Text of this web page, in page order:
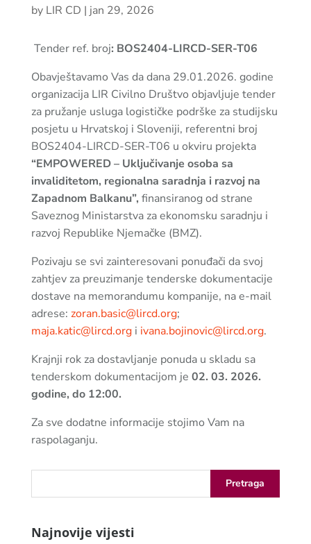
by LIR CD | jan 29, 2026
Tender ref. broj: BOS2404-LIRCD-SER-T06
Obavještavamo Vas da dana 29.01.2026. godine
organizacija LIR Civilno Društvo objavljuje tender
za pružanje usluga logističke podrške za studijsku
posjetu u Hrvatskoj i Sloveniji, referentni broj
BOS2404-LIRCD-SER-T06 u okviru projekta
“EMPOWERED – Uključivanje osoba sa
invaliditetom, regionalna saradnja i razvoj na
Zapadnom Balkanu”, finansiranog od strane
Saveznog Ministarstva za ekonomsku saradnju i
razvoj Republike Njemačke (BMZ).
Pozivaju se svi zainteresovani ponuđači da svoj
zahtjev za preuzimanje tenderske dokumentacije
dostave na memorandumu kompanije, na e-mail
adrese: zoran.basic@lircd.org;
maja.katic@lircd.orgi ivana.bojinovic@lircd.org.
Krajnji rok za dostavljanje ponuda u skladu sa
tenderskom dokumentacijom je 02. 03. 2026.
godine, do 12:00.
Za sve dodatne informacije stojimo Vam na
raspolaganju.
Najnovije vijesti